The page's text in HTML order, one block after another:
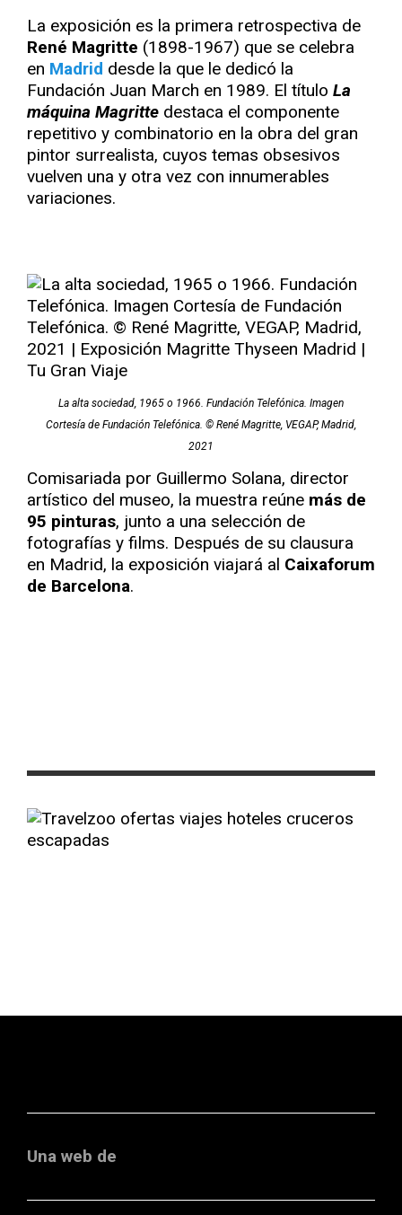
La exposición es la primera retrospectiva de
René Magritte (1898-1967) que se celebra
en Madrid desde la que le dedicó la
Fundación Juan March en 1989. El título La
máquina Magritte destaca el componente
repetitivo y combinatorio en la obra del gran
pintor surrealista, cuyos temas obsesivos
vuelven una y otra vez con innumerables
variaciones.
La alta sociedad, 1965 o 1966. Fundación Telefónica. Imagen
Cortesía de Fundación Telefónica. © René Magritte, VEGAP, Madrid,
2021
Comisariada por Guillermo Solana, director
artístico del museo, la muestra reúne más de
95 pinturas, junto a una selección de
fotografías y films. Después de su clausura
en Madrid, la exposición viajará al Caixaforum
de Barcelona.
Una web de